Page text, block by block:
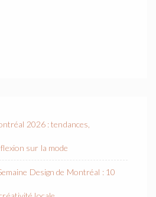
2026 : tendances,
sur la mode
Design de Montréal : 10